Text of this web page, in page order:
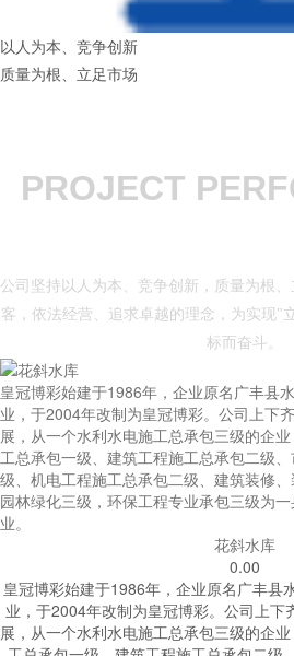
以人为本、竞争创新
质量为根、立足市场
PROJECT
公司坚持以人为本、竞争创新，质量为根
客，依法经营、追求卓越的理念，为实现"
标而奋斗。
皇冠博彩始建于1986年，企业原名广丰县
业，于2004年改制为皇冠博彩。公司上下
展，从一个水利水电施工总承包三级的企
工总承包一级、建筑工程施工总承包二级
级、机电工程施工总承包二级、建筑装修
园林绿化三级，环保工程专业承包三级为
业。
花斜水库
0.00
皇冠博彩始建于1986年，企业原名广丰县
业，于2004年改制为皇冠博彩。公司上下
展，从一个水利水电施工总承包三级的企